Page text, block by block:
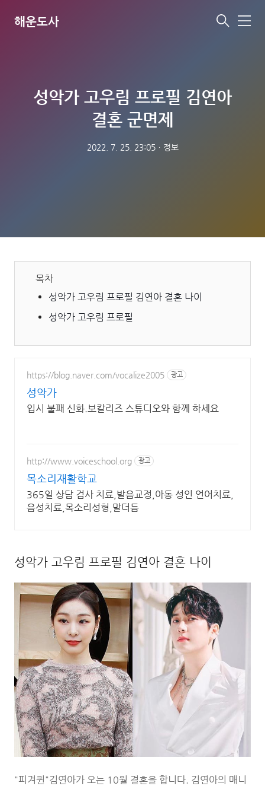
해운도사
메
성악가 고우림 프로필 김연아
결혼 군면제
2022. 7. 25. 23:05ㆍ 정보
목차
성악가 고우림 프로필 김연아 결혼 나이
성악가 고우림 프로필
https://blog.naver.com/vocalize2005 광고
성악가
입시 불패 신화.보칼리즈 스튜디오와 함께 하세요
http://www.voiceschool.org 광고
목소리재활학교
365일 상담 검사 치료,발음교정,아동 성인 언어치료,
음성치료,목소리성형,말더듬
성악가 고우림 프로필 김연아 결혼 나이
"피겨퀸"김연아가 오는 10월 결혼을 합니다. 김연아의 매니